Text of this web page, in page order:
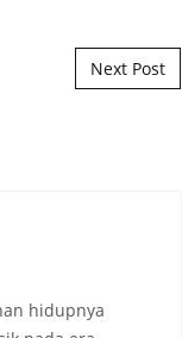
Next Post
hidupnya